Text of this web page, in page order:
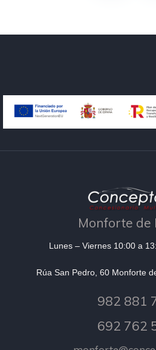
Monforte de
Lunes – Viernes 10:00 a
Rúa San Pedro, 60 Monforte
982 881
692 762